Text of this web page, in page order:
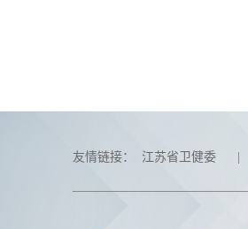
友情链接： 江苏省卫健委